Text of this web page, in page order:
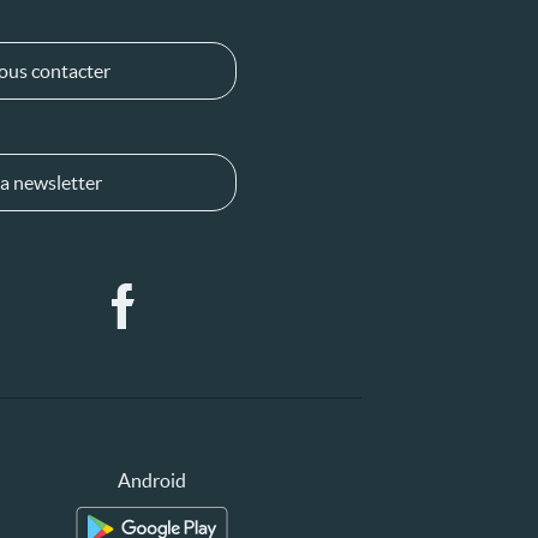
contacter
newsletter
Android